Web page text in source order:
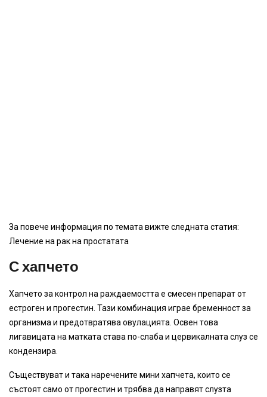
За повече информация по темата вижте следната статия:
Лечение на рак на простатата
С хапчето
Хапчето за контрол на раждаемостта е смесен препарат от
естроген и прогестин. Тази комбинация играе бременност за
организма и предотвратява овулацията. Освен това
лигавицата на матката става по-слаба и цервикалната слуз се
кондензира.
Съществуват и така наречените мини хапчета, които се
състоят само от прогестин и трябва да направят слузта